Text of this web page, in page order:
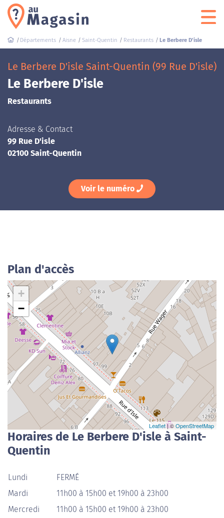
Départements Aisne Saint-Quentin Restaurants Le Berbere D'isle
Le Berbere D'isle Saint-Quentin (99 Rue D'isle)
Le Berbere D'isle
Restaurants
Adresse & Contact
99 Rue D'isle
02100 Saint-Quentin
Voir le numéro
Plan d'accès
+
−
Leaflet| ©OpenStreetMap
Horaires de Le Berbere D'isle à Saint-
Quentin
Lundi
FERMÉ
Mardi
11h00 à 15h00 et 19h00 à 23h00
Mercredi
11h00 à 15h00 et 19h00 à 23h00